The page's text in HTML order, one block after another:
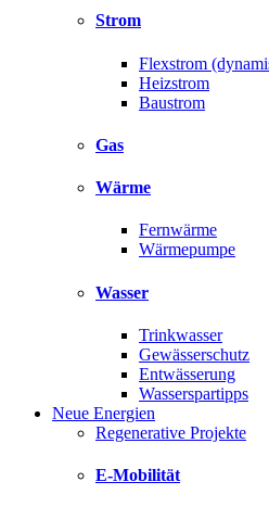
Strom
Flexstrom
Heizstrom
Baustrom
Gas
Wärme
Fernwärme
Wärmepumpe
Wasser
Trinkwasser
Gewässerschutz
Entwässerung
Wasserspartipps
Neue Energien
Regenerative Projekte
E-Mobilität